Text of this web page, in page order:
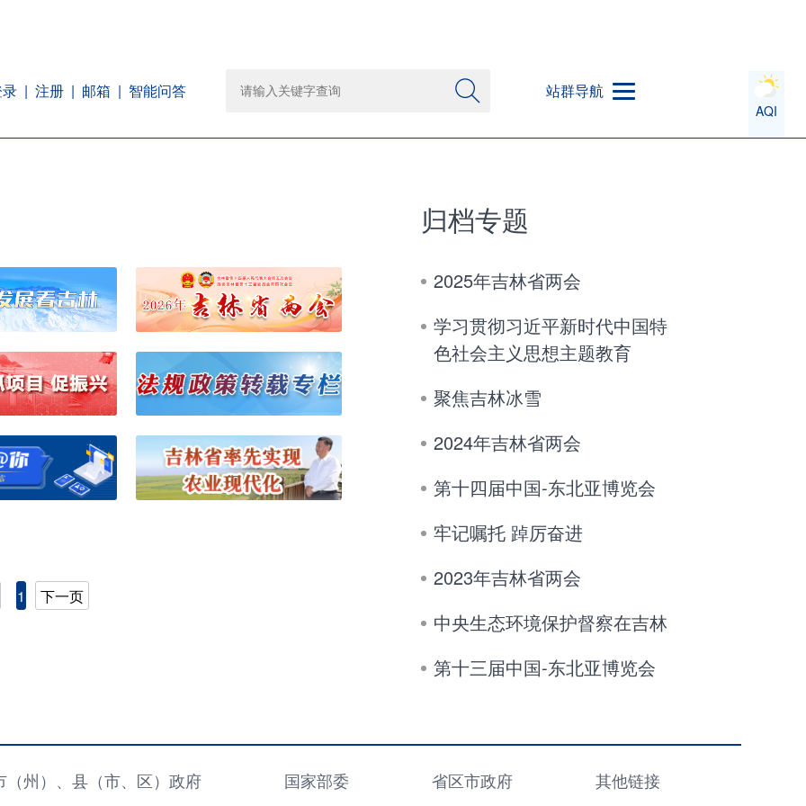
注册 邮箱 智能问答 站群导航
AQI
1 下一页
归档专题
2025年吉林省两会
学习贯彻习近平新时代中国特
色社会主义思想主题教育
聚焦吉林冰雪
2024年吉林省两会
第十四届中国-东北亚博览会
牢记嘱托 踔厉奋进
2023年吉林省两会
中央生态环境保护督察在吉林
第十三届中国-东北亚博览会
（州）、县（市、区）政府 国家部委 省区市政府 其他链接